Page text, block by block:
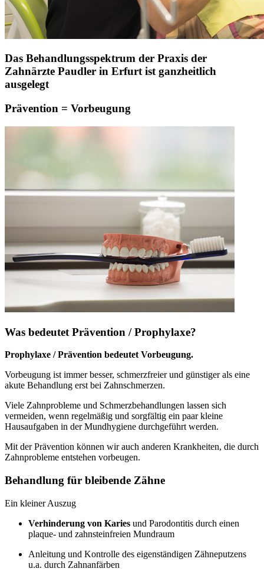
Das Behandlungsspektrum der Praxis der
Zahnärzte Paudler in Erfurt ist ganzheitlich
ausgelegt
Prävention = Vorbeugung
Was bedeutet Prävention / Prophylaxe?
Prophylaxe / Prävention bedeutet Vorbeugung.
Vorbeugung ist immer besser, schmerzfreier und günstiger als eine
akute Behandlung erst bei Zahnschmerzen.
Viele Zahnprobleme und Schmerzbehandlungen lassen sich
vermeiden, wenn regelmäßig und sorgfältig ein paar kleine
Hausaufgaben in der Mundhygiene durchgeführt werden.
Mit der Prävention können wir auch anderen Krankheiten, die durch
Zahnprobleme entstehen vorbeugen.
Behandlung für bleibende Zähne
Ein kleiner Auszug
Verhinderung von Karies und Parodontitis durch einen
plaque- und zahnsteinfreien Mundraum
Anleitung und Kontrolle des eigenständigen Zähneputzens
u.a. durch Zahnanfärben